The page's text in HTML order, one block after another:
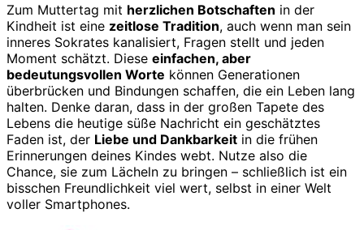
Zum Muttertag mit herzlichen Botschaften in der
Kindheit ist eine zeitlose Tradition, auch wenn man sein
inneres Sokrates kanalisiert, Fragen stellt und jeden
Moment schätzt. Diese einfachen, aber
bedeutungsvollen Worte können Generationen
überbrücken und Bindungen schaffen, die ein Leben lang
halten. Denke daran, dass in der großen Tapete des
Lebens die heutige süße Nachricht ein geschätztes
Faden ist, der Liebe und Dankbarkeit in die frühen
Erinnerungen deines Kindes webt. Nutze also die
Chance, sie zum Lächeln zu bringen – schließlich ist ein
bisschen Freundlichkeit viel wert, selbst in einer Welt
voller Smartphones.